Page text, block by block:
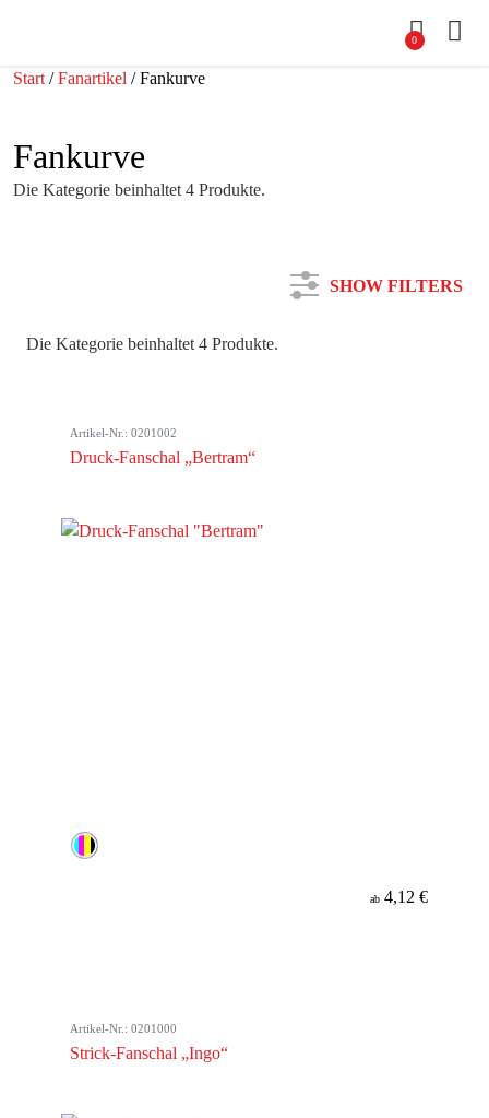
0
Start /Fanartikel / Fankurve
Fankurve
Die Kategorie beinhaltet 4 Produkte.
SHOW FILTERS
Farbe
Die Kategorie beinhaltet 4 Produkte.
Artikel-Nr.: 0201002
Druck-Fanschal „Bertram“
ab 4,12 €
Artikel-Nr.: 0201000
Strick-Fanschal „Ingo“